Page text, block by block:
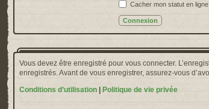
Cacher mon statut en
Vous devez être enregistré pour vous connecter.
enregistrés. Avant de vous enregistrer, assurez-vous
Conditions d’utilisation
Politique de vie privée